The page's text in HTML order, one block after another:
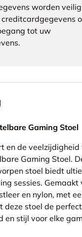
worden
tot uw
Gaming Stoel
en de veelzijdigheid
Gaming Stoel.
stoel biedt
sessies. Gemaakt
en nylon, met
deze stoel de
en stijl voor elke